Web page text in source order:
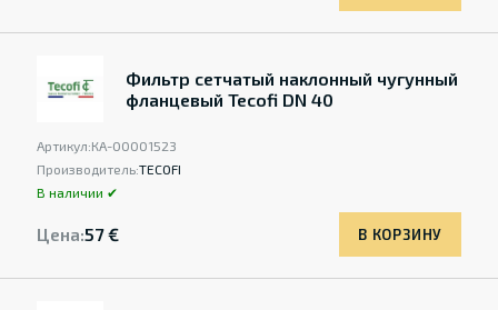
Фильтр сетчатый наклонный чугунный
фланцевый Tecofi DN 40
Артикул:КА-00001523
Производитель:TECOFI
В наличии ✔
Цена:57 € В КОРЗИНУ